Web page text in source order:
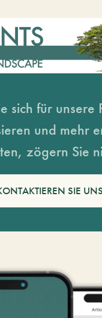
sich für unsere
und mehr
zögern Sie
SIE UNS